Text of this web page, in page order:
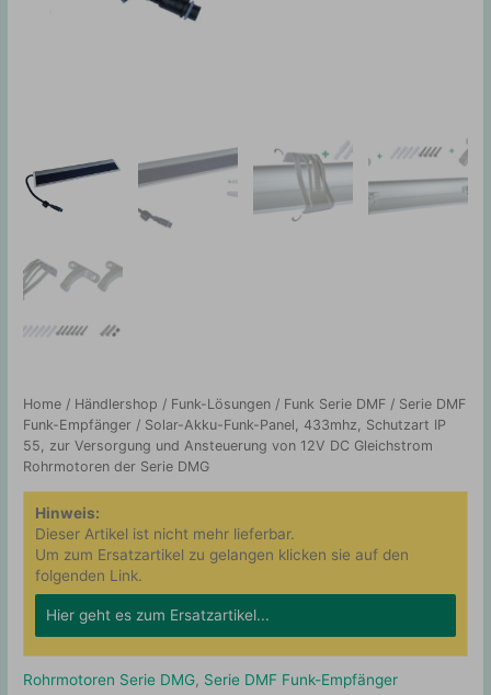
Home / Händlershop / Funk-Lösungen / Funk Serie DMF / Serie DMF
Funk-Empfänger / Solar-Akku-Funk-Panel, 433mhz, Schutzart IP
55, zur Versorgung und Ansteuerung von 12V DC Gleichstrom
Rohrmotoren der Serie DMG
Hinweis:
Dieser Artikel ist nicht mehr lieferbar.
Um zum Ersatzartikel zu gelangen klicken sie auf den
folgenden Link.
Hier geht es zum Ersatzartikel...
Rohrmotoren Serie DMG Serie DMF Funk-Empfänger